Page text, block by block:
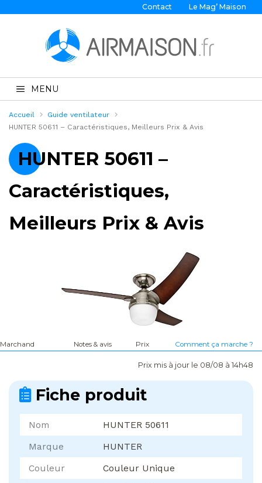
Contact Le Mag’ Maison
MENU
Accueil
Guide ventilateur
HUNTER 50611 – Caractéristiques, Meilleurs Prix & Avis
HUNTER 50611 –
Caractéristiques,
Meilleurs Prix & Avis
Marchand Notes & avis Prix Comment ça marche ?
Prix mis à jour le 08/08 à 14h48
Fiche produit
Nom
HUNTER 50611
Marque
HUNTER
Couleur
Couleur Unique